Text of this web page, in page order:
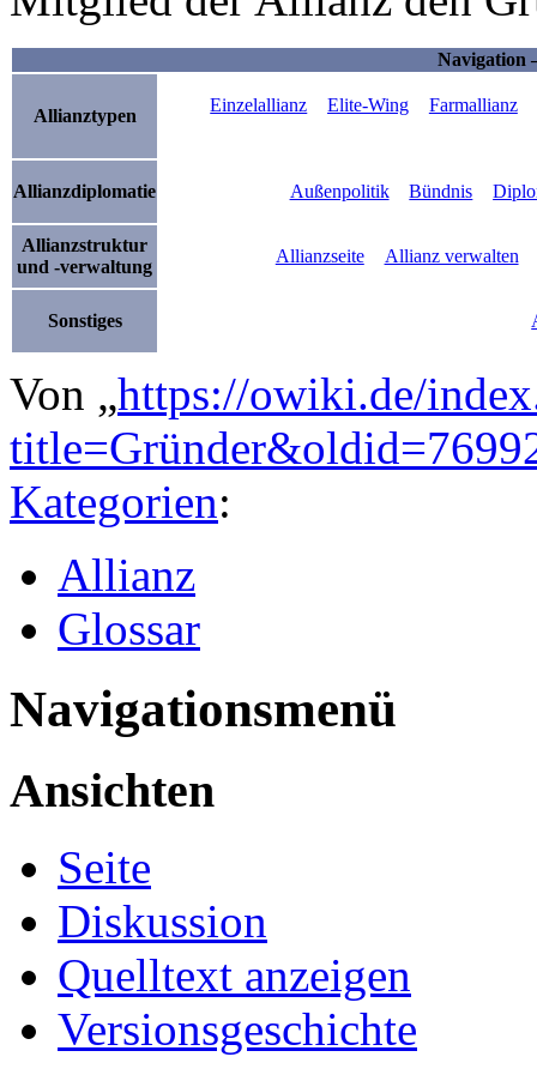
Navigation
Allianztypen
Einzelallianz Elite-Wing Farmallianz
Allianzdiplomatie Außenpolitik Bündnis
Allianzstruktur
und -verwaltung
Allianzseite Allianz verwalten
Sonstiges
Von „https://owiki.de/
Kategorien:
Allianz
Glossar
Navigationsmenü
Ansichten
Seite
Diskussion
Quelltext anzeigen
Versionsgeschichte